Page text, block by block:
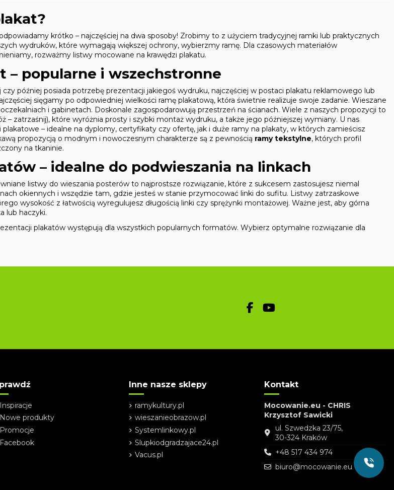
krótko – najczęściej na dwa sposoby! Zrobimy to z użyciem tradycyjnej ramki lub praktycznych
wydruków, które wymagają większej ochrony, wybierzmy ramę. Dla czasowych materiałów
rozważmy listwy mocowane na krawędzi plakatu.
– popularne i wszechstronne
później posiada potrzebę prezentacji jakiegoś wydruku, najczęściej w postaci plakatu reklamowego lub
sięgamy po odpowiedniej wielkości ramę plakatową, która świetnie realizuje swoje zadanie. Wieszane
i gabinetach. Doskonale zagospodarowują przestrzeń na ścianach. Wiele z naszych propozycji to
– zatrzaśnij), które wyróżnia prosty i szybki montaż wydruku, a także jego późniejszej wymiany. U nas
plakatowe – idealne na dyplomy, certyfikaty czy ofertę, jak i duże ramy na plakaty, w których zamieścisz
propozycją o modnym i nowoczesnym charakterze są z pewnością ramy tekstylne, których profil
na tkaninie.
– idealne do podwieszania na linkach
listwy do wieszania posterów to najprostsze rozwiązanie, które z sukcesem zastosujesz niemal
okiennych i wszędzie tam, gdzie jesteś w stanie przymocować linki do sufitu. Listwy zatrzaskowe
wysokość z łatwością wyregulujesz długością linki czy sprężynki montażowej. Ważne jest, aby górna
lub haczyki.
plakatów występują dla wszystkich popularnych formatów. Wybierz optymalne rozwiązanie dla
Inspiracje
Nowe produkty
Promocje
Facebook
Inne nasze sklepy
ramykultury.pl
wieszanieobrazow.pl
Systemlinkowy.pl
Slupkiodgradzajace24.pl
Vacus.pl
Kontakt
Mocowanie.eu - CHRIS
Krzysztof Sawicki
ul. Szwedzka 23/75,
30-324 Kraków
+48 517 434 974
biuro@mocowanie.eu